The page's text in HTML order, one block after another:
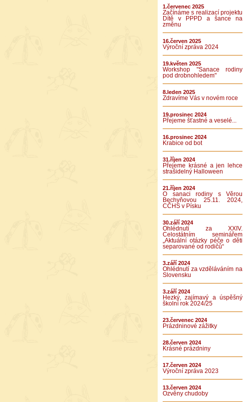
1.červenec 2025
Začínáme s realizací projektu
Dítě v PPPD a šance na
změnu
16.červen 2025
Výroční zpráva 2024
19.květen 2025
Workshop "Sanace rodiny
pod drobnohledem"
8.leden 2025
Zdravíme Vás v novém roce
19.prosinec 2024
Přejeme šťastné a veselé...
16.prosinec 2024
Krabice od bot
31.říjen 2024
Přejeme krásné a jen lehce
strašidelný Halloween
21.říjen 2024
O sanaci rodiny s Věrou
Bechyňovou 25.11. 2024,
CČHS v Písku
30.září 2024
Ohlédnutí za XXIV.
Celostátním seminářem
„Aktuální otázky péče o děti
separované od rodičů“
3.září 2024
Ohlédnutí za vzděláváním na
Slovensku
3.září 2024
Hezký, zajímavý a úspěšný
školní rok 2024/25
23.červenec 2024
Prázdninové zážitky
28.červen 2024
Krásné prázdniny
17.červen 2024
Výroční zpráva 2023
13.červen 2024
Ozvěny chudoby